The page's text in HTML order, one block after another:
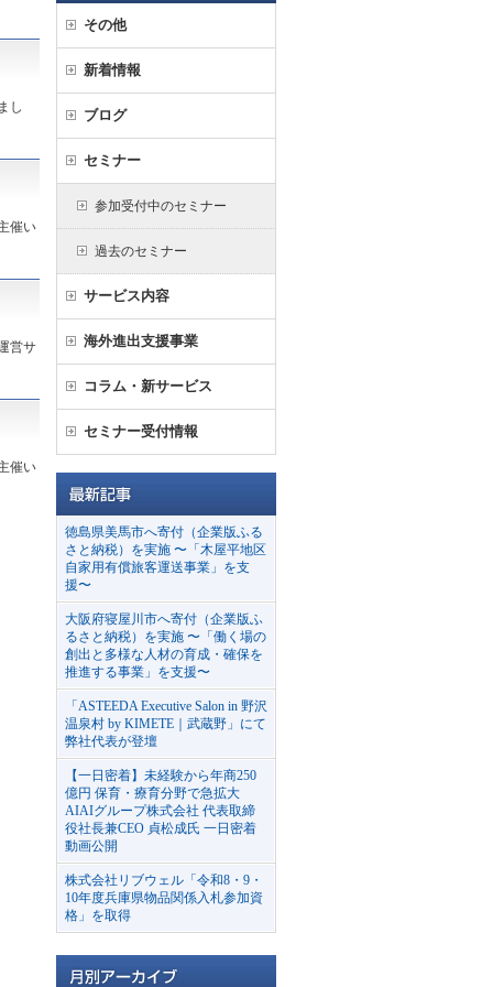
し
催い
営サ
催い
その他
新着情報
ブログ
セミナー
参加受付中のセミナー
過去のセミナー
サービス内容
海外進出支援事業
コラム・新サービス
セミナー受付情報
徳島県美馬市へ寄付（企業版ふる
さと納税）を実施 〜「木屋平地区
自家用有償旅客運送事業」を支
援〜
大阪府寝屋川市へ寄付（企業版ふ
るさと納税）を実施 〜「働く場の
創出と多様な人材の育成・確保を
推進する事業」を支援〜
「ASTEEDA Executive Salon in 野沢
温泉村 by KIMETE｜武蔵野」にて
弊社代表が登壇
【一日密着】未経験から年商250
億円 保育・療育分野で急拡大
AIAIグループ株式会社 代表取締
役社長兼CEO 貞松成氏 一日密着
動画公開
株式会社リブウェル「令和8・9・
10年度兵庫県物品関係入札参加資
格」を取得